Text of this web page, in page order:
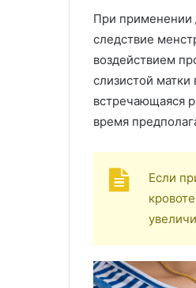
При применении
следствие
воздействием
слизистой
встречающаяся
время
Если